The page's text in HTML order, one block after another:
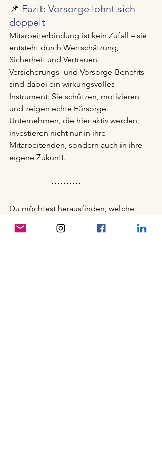
📌 Fazit: Vorsorge lohnt sich
doppelt
Mitarbeiterbindung ist kein Zufall – sie
entsteht durch Wertschätzung,
Sicherheit und Vertrauen.
Versicherungs- und Vorsorge-Benefits
sind dabei ein wirkungsvolles
Instrument: Sie schützen, motivieren
und zeigen echte Fürsorge.
Unternehmen, die hier aktiv werden,
investieren nicht nur in ihre
Mitarbeitenden, sondern auch in ihre
eigene Zukunft.
Du möchtest herausfinden, welche
zu deinem Unternehmen passen – und